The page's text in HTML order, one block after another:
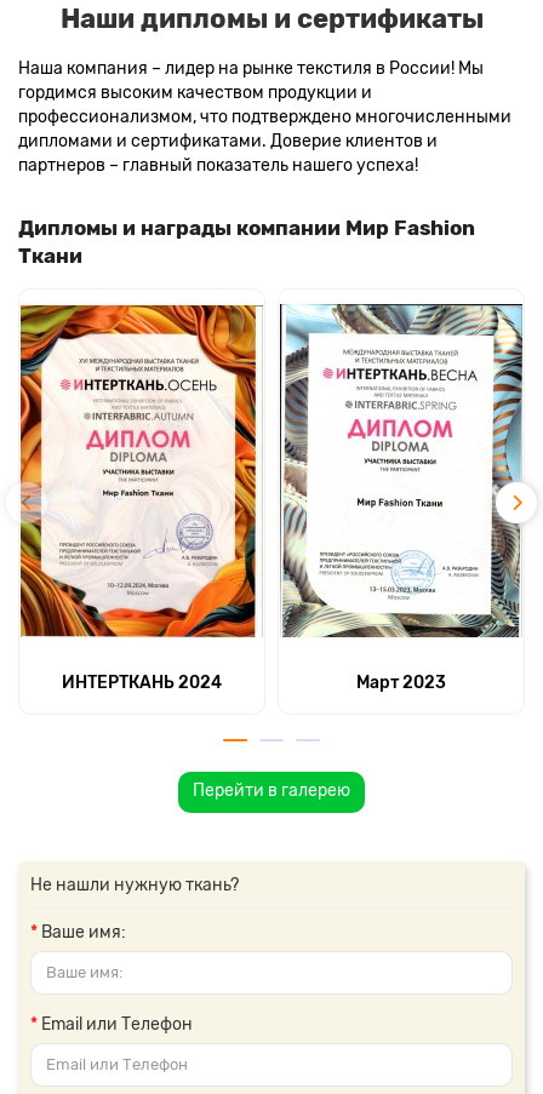
Наши дипломы и сертификаты
Наша компания – лидер на рынке текстиля в России! Мы
гордимся высоким качеством продукции и
профессионализмом, что подтверждено многочисленными
дипломами и сертификатами. Доверие клиентов и
партнеров – главный показатель нашего успеха!
Дипломы и награды компании Мир Fashion
Ткани
ИНТЕРТКАНЬ 2024 Март 2023
Перейти в галерею
Не нашли нужную ткань?
Ваше имя:
Email или Телефон